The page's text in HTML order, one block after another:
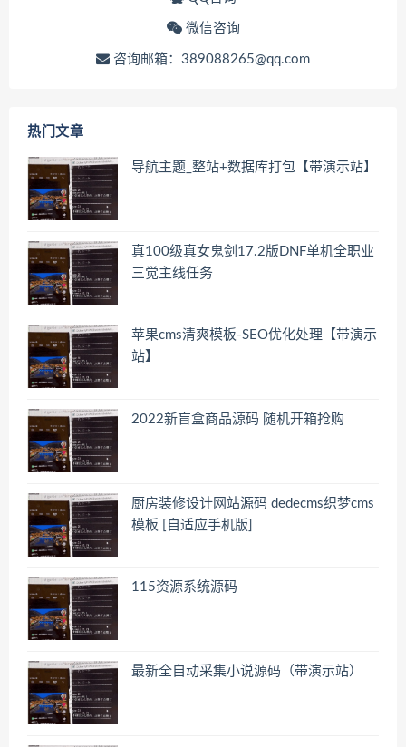
微信咨询
咨询邮箱：389088265@qq.com
热门文章
导航主题_整站+数据库打包【带演示站】
真100级真女鬼剑17.2版DNF单机全职业
三觉主线任务
苹果cms清爽模板-SEO优化处理【带演示
站】
2022新盲盒商品源码 随机开箱抢购
厨房装修设计网站源码 dedecms织梦cms
模板 [自适应手机版]
115资源系统源码
最新全自动采集小说源码（带演示站）